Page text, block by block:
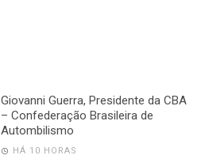
Giovanni Guerra, Presidente da CBA
– Confederação Brasileira de
Autombilismo
HÁ 10 HORAS